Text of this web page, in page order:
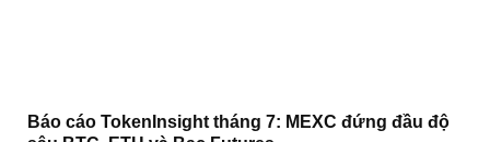
Báo cáo TokenInsight tháng 7: MEXC đứng đầu độ